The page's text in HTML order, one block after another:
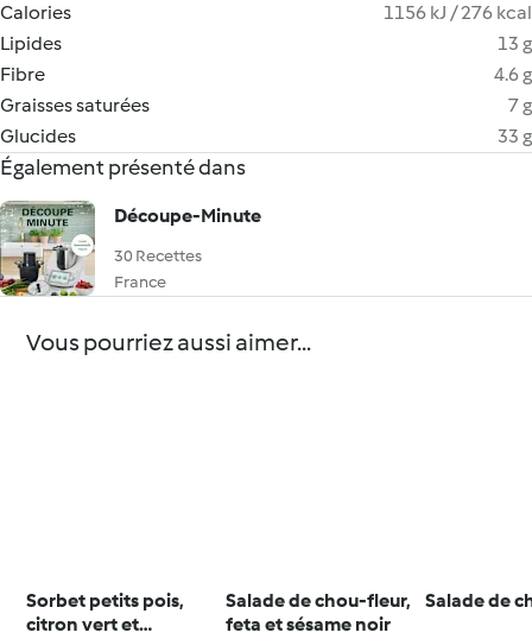
Calories
1156 kJ / 276 kcal
Lipides
13 g
Fibre
4.6 g
Graisses saturées
7 g
Glucides
33 g
Également présenté dans
Découpe-Minute
30 Recettes
France
Vous pourriez aussi aimer...
Sorbet petits pois,
citron vert et
Salade de chou-fleur,
feta et sésame noir
Salade de